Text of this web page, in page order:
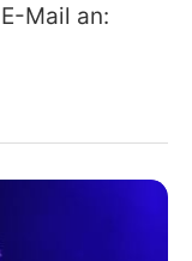
Mail an: